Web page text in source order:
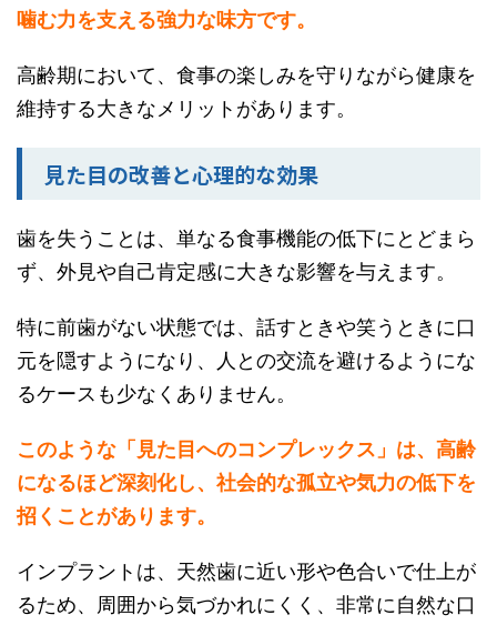
噛む力を支える強力な味方です。
高齢期において、食事の楽しみを守りながら健康を
維持する大きなメリットがあります。
見た目の改善と心理的な効果
歯を失うことは、単なる食事機能の低下にとどまら
ず、外見や自己肯定感に大きな影響を与えます。
特に前歯がない状態では、話すときや笑うときに口
元を隠すようになり、人との交流を避けるようにな
るケースも少なくありません。
このような「見た目へのコンプレックス」は、高齢
になるほど深刻化し、社会的な孤立や気力の低下を
招くことがあります。
インプラントは、天然歯に近い形や色合いで仕上が
るため、周囲から気づかれにくく、非常に自然な口